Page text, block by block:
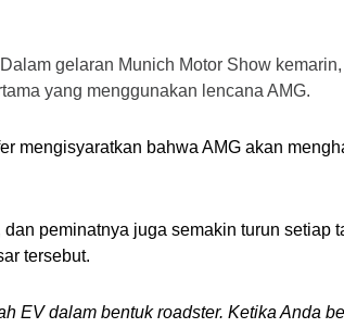
gelaran Munich Motor Show
yang menggunakan lencana AMG.
mengisyaratkan bahwa AMG akan
peminatnya juga semakin turun setiap
tersebut.
dalam bentuk roadster. Ketika Anda